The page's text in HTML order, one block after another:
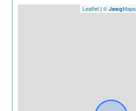
Leaflet | © JawgMaps